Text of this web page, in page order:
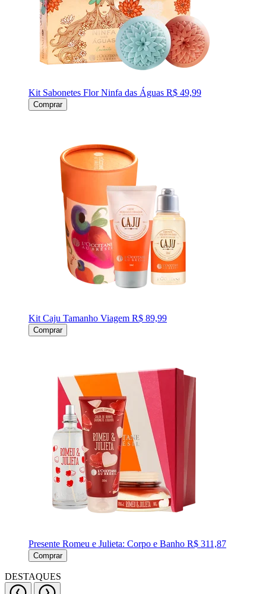
Kit Sabonetes Flor Ninfa das Águas R$ 49,99
Comprar
Kit Caju Tamanho Viagem R$ 89,99
Comprar
Presente Romeu e Julieta: Corpo e Banho R$ 311,87
Comprar
DESTAQUES